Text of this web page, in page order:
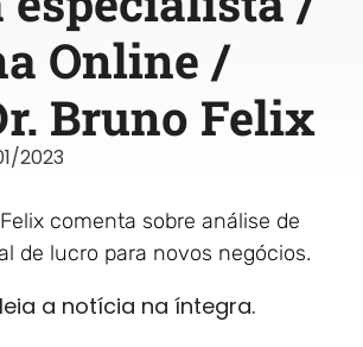
Online /
Bruno Felix
2023
comenta sobre análise de
de lucro para novos negócios.
a notícia na íntegra.